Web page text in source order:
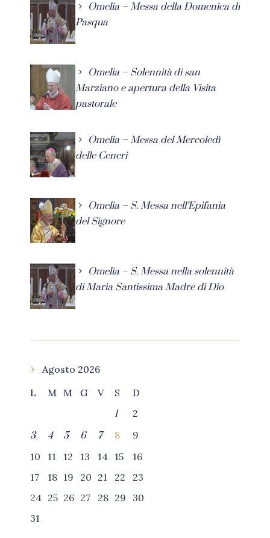
Omelia – Messa della Domenica di
Pasqua
Omelia – Solennità di san
Marziano e apertura della Visita
pastorale
Omelia – Messa del Mercoledì
delle Ceneri
Omelia – S. Messa nell’Epifania
del Signore
Omelia – S. Messa nella solennità
di Maria Santissima Madre di Dio
Agosto 2026
L
M M G V S
D
1
2
3
4 5 6 7 8
9
10
11 12 13 14 15
16
17
18 19 20 21 22
23
24 25 26 27 28 29
30
31